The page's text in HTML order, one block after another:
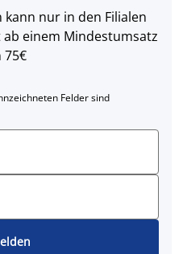
kann nur in den Filialen
einem Mindestumsatz
75€
Felder sind